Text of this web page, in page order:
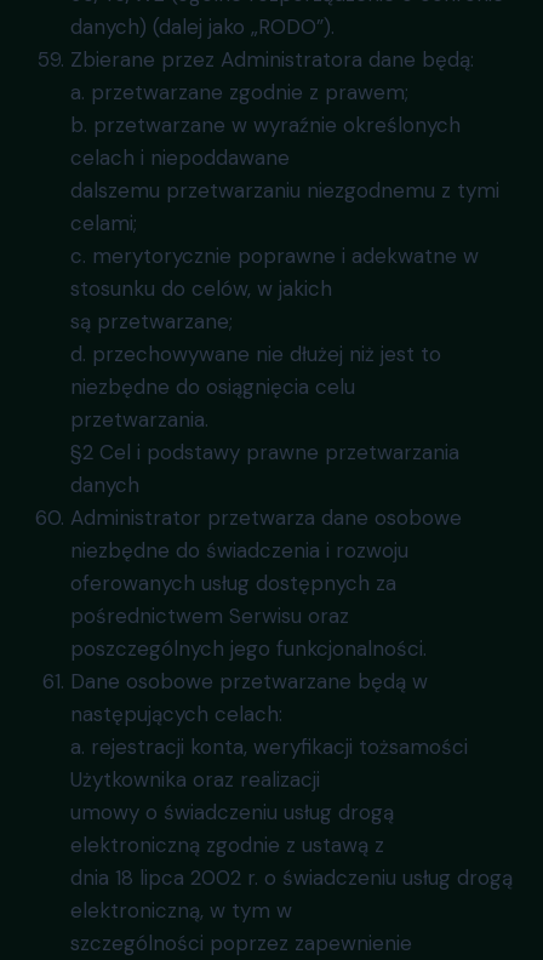
danych) (dalej jako „RODO”).
Zbierane przez Administratora dane będą:
a. przetwarzane zgodnie z prawem;
b. przetwarzane w wyraźnie określonych
celach i niepoddawane
dalszemu przetwarzaniu niezgodnemu z tymi
celami;
c. merytorycznie poprawne i adekwatne w
stosunku do celów, w jakich
są przetwarzane;
d. przechowywane nie dłużej niż jest to
niezbędne do osiągnięcia celu
przetwarzania.
§2 Cel i podstawy prawne przetwarzania
danych
Administrator przetwarza dane osobowe
niezbędne do świadczenia i rozwoju
oferowanych usług dostępnych za
pośrednictwem Serwisu oraz
poszczególnych jego funkcjonalności.
Dane osobowe przetwarzane będą w
następujących celach:
a. rejestracji konta, weryfikacji tożsamości
Użytkownika oraz realizacji
umowy o świadczeniu usług drogą
elektroniczną zgodnie z ustawą z
dnia 18 lipca 2002 r. o świadczeniu usług drogą
elektroniczną, w tym w
szczególności poprzez zapewnienie